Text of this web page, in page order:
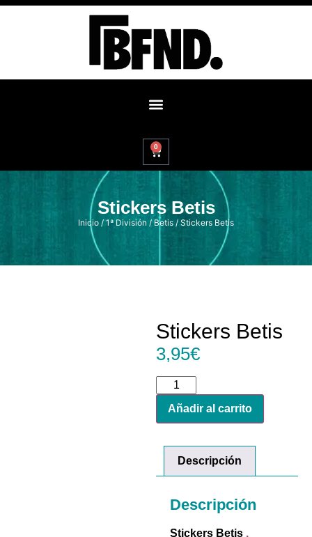
0
Stickers Betis
Inicio / 1ª División / Betis / Stickers Betis
Stickers Betis
3,95€
Añadir al carrito
Descripción
Descripción
Stickers Betis .